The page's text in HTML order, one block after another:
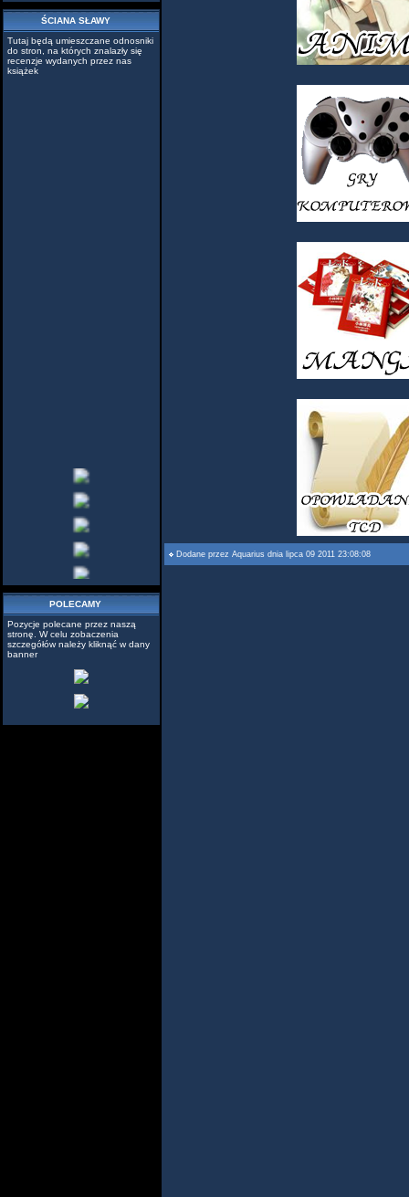
ŚCIANA SŁAWY
Tutaj będą umieszczane odnosniki
do stron, na których znalazły się
recenzje wydanych przez nas
książek
POLECAMY
Pozycje polecane przez naszą
stronę. W celu zobaczenia
szczegółów należy kliknąć w dany
banner
Dodane przez Aquarius dnia lipca 09 2011 23:08:08